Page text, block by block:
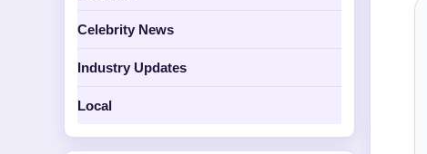
Celebrity News
Industry Updates
Local